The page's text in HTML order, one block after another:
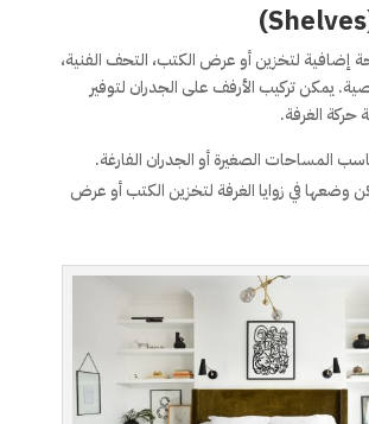
إضافية لتخزين أو عرض الكتب، التحف الفنية،
يمكن تركيب الأرفف على الجدران لتوفير
الغرفة.
المساحات الصغيرة أو الجدران الفارغة.
وضعها في زوايا الغرفة لتخزين الكتب أو عرض